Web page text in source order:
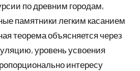
по древним городам,
памятники легким касанием
теорема объясняется через
уровень усвоения
интересу